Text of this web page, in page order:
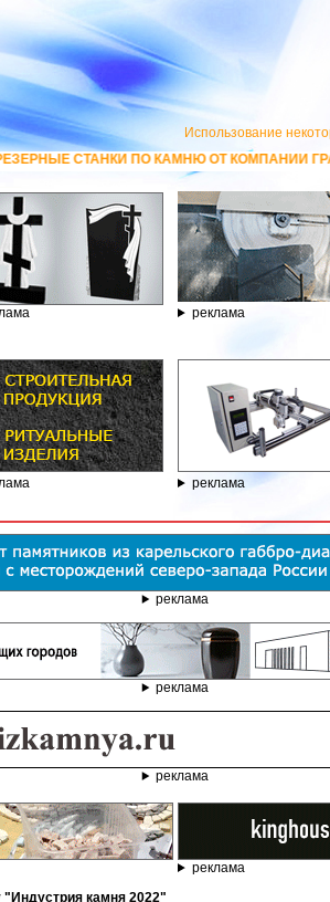
Использование
ОТ КОМПАНИИ ГРАВЁР - ТЕЛЕФОН 8.800.77-
реклама
реклама
реклама
реклама
реклама
реклама
камня 2022"